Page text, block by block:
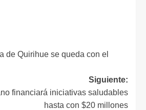
de Quirihue se queda con el
Siguiente:
financiará iniciativas saludables
hasta con $20 millones